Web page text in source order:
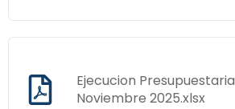
Ejecucion Presupuestaria
Noviembre 2025.xlsx